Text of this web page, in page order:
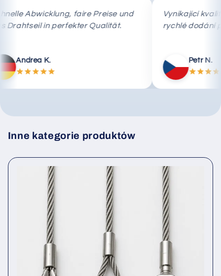
Schnelle Abwicklung, faire Preise und
das Drahtseil in perfekter Qualität.
Andrea K.
rychlé
Inne kategorie produktów